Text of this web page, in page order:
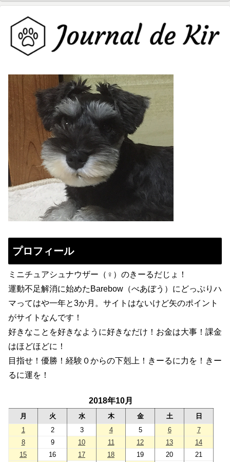
プロフィール
ミニチュアシュナウザー（♀）のきーるだじょ！
運動不足解消に始めたBarebow（べあぼう）にどっぷりハ
マってはや一年と3か月。サイトはないけど矢のポイント
がサイトなんです！
好きなことを好きなように好きなだけ！お金は大事！課金
はほどほどに！
目指せ！優勝！経験０からの下剋上！きーるに力を！きー
るに運を！
2018年10月
月 火 水 木 金 土
日
1
2 3 4 5 6
7
8
9 10 11 12 13
14
15
16 17 18 19 20
21